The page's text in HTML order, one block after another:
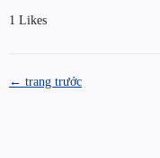
1 Likes
← trang trước